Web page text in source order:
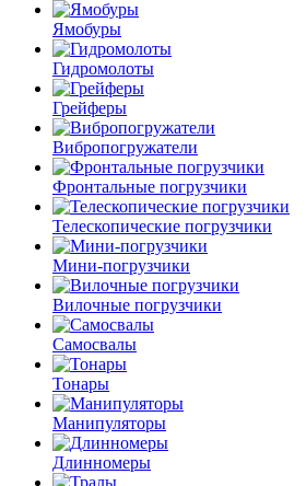
Ямобуры
Гидромолоты
Грейферы
Вибро­погружатели
Фронтальные погрузчики
Телескопические погрузчики
Мини-погрузчики
Вилочные погрузчики
Самосвалы
Тонары
Манипуляторы
Длинномеры